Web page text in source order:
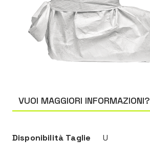
VUOI MAGGIORI INFORMAZIONI?
Disponibilità Taglie U